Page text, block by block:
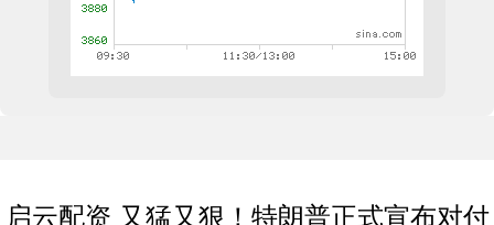
启云配资 又猛又狠！特朗普正式宣布对付